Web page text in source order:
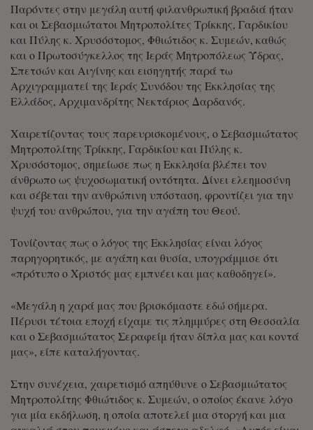
Παρόντες στην μεγάλη αυτή φιλανθρωπική βραδιά ήταν
και οι Σεβασμιώτατοι Μητροπολίτες Τρίκκης, Γαρδικίου
και Πύλης κ. Χρυσόστομος, Φθιώτιδος κ. Συμεών, καθώς
και ο Πρωτοσύγκελλος της Ιεράς Μητροπόλεως Ύδρας,
Σπετσών και Αιγίνης και εισηγητής παρά τω
Αρχιγραμματεί της Ιεράς Συνόδου της Εκκλησίας της
Ελλάδος, Αρχιμανδρίτης Νεκτάριος Δαρδανός.
Χαιρετίζοντας τους παρευρισκομένους, ο Σεβασμιώτατος
Μητροπολίτης Τρίκκης, Γαρδικίου και Πύλης κ.
Χρυσόστομος, σημείωσε πως η Εκκλησία βλέπει τον
άνθρωπο ως ψυχοσωματική οντότητα. Δίνει ελεημοσύνη
και σέβεται την ανθρώπινη υπόσταση, φροντίζει για την
ψυχή του ανθρώπου, για την αγάπη του Θεού.
Τονίζοντας πως ο λόγος της Εκκλησίας είναι λόγος
παρηγορητικός, με αγάπη και θυσία, υπογράμμισε ότι
«πρότυπο ο Χριστός μας εμπνέει και μας καθοδηγεί».
«Μεγάλη η χαρά μας που βρισκόμαστε εδώ σήμερα.
Πέρυσι τέτοια εποχή είχαμε τις πλημμύρες στη Θεσσαλία
και ο Σεβασμιώτατος Σεραφείμ ήταν δίπλα μας και κοντά
μας», είπε καταλήγοντας.
Στην συνέχεια, χαιρετισμό απηύθυνε ο Σεβασμιώτατος
Μητροπολίτης Φθιώτιδος κ. Συμεών, ο οποίος έκανε λόγο
για μία εκδήλωση, η οποία αποτελεί μια στοργή και μια